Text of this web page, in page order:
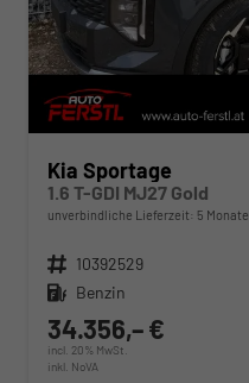
Kia Sportage
1.6 T-GDI MJ27 Gold
unverbindliche Lieferzeit: 5 Monate
Fahrzeugnr. 10392529
Kraftstoff Benzin
34.356,– €
incl. 20% MwSt.
inkl. NoVA